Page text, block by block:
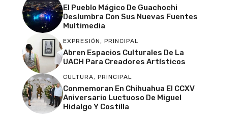
El Pueblo Mágico De Guachochi
Deslumbra Con Sus Nuevas Fuentes
Multimedia
EXPRESIÓN, PRINCIPAL
Abren Espacios Culturales De La
UACH Para Creadores Artísticos
CULTURA, PRINCIPAL
Conmemoran En Chihuahua El CCXV
Aniversario Luctuoso De Miguel
Hidalgo Y Costilla